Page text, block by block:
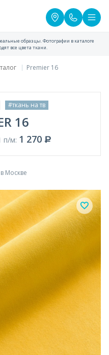
образцы. Фотографии в каталоге
все цвета ткани.
Premier 16
#ткань на тв
16
п/м: 1 270
Москве